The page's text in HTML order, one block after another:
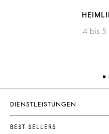
4 bis 5
DIENSTLEISTUNGEN
Kundenservice
BEST SELLERS